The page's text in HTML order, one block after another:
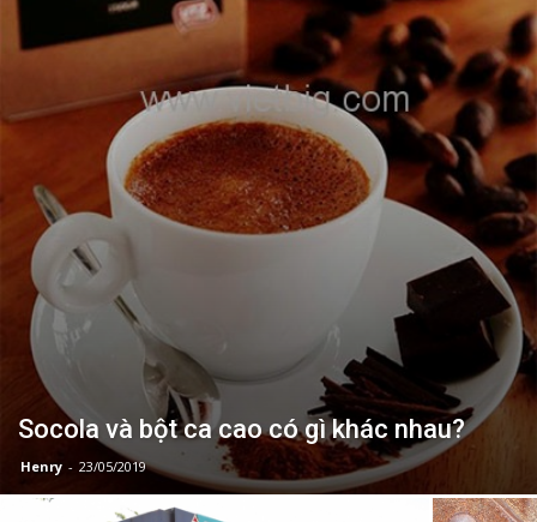
Socola và bột ca cao có gì khác nhau?
Henry - 23/05/2019